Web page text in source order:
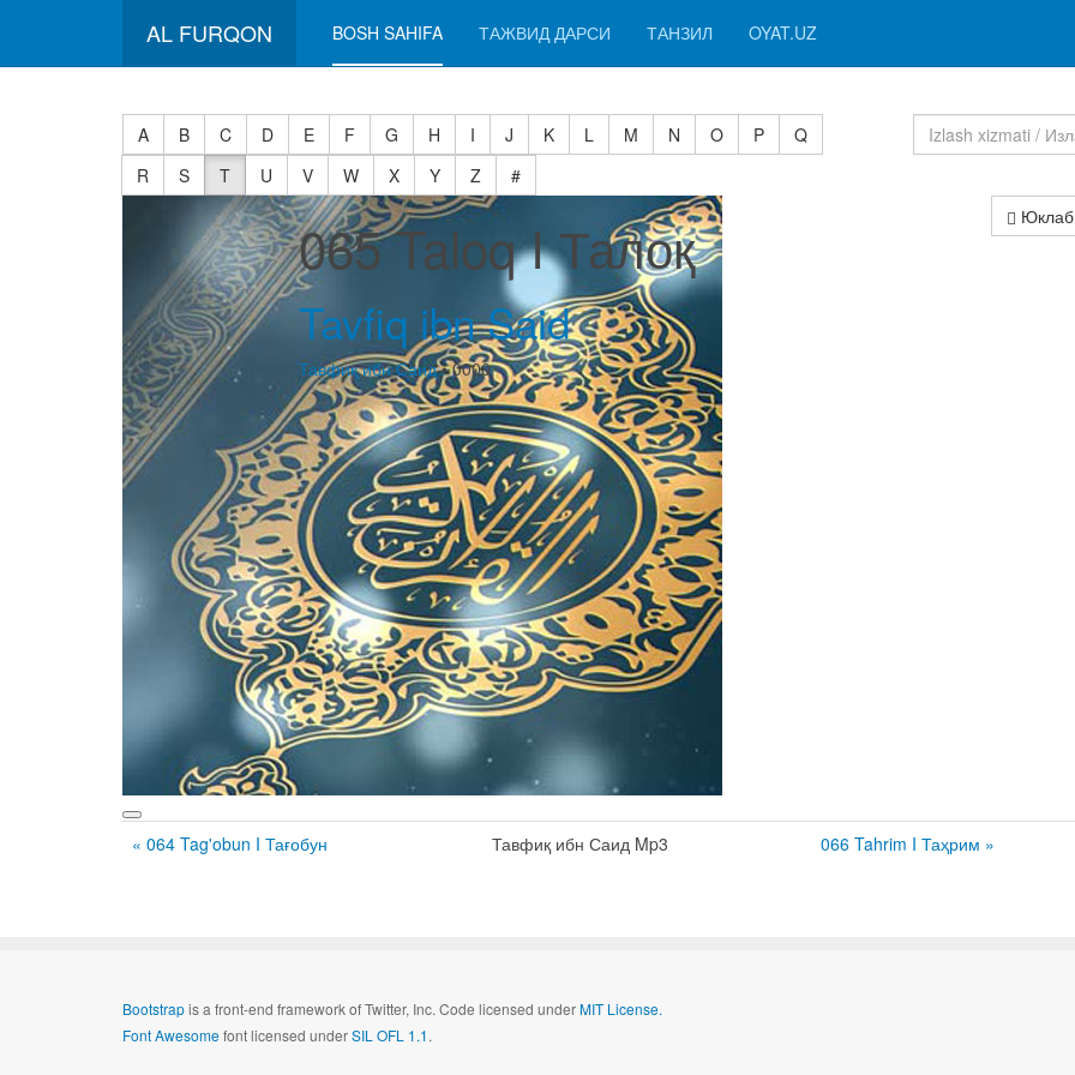
AL FURQON BOSH SAHIFA ТАЖВИД ДАРСИ ТАНЗИЛ OYAT.UZ
A B C D E F G H I J K L M N O P
Q
R
S T U V W X Y Z
#
065 Taloq I Талоқ
Tavfiq ibn Said
Тавфиқ ибн Саид• 0000
« 064 Tag'obun I Тағобун Тавфиқ ибн Саид Mp3 066 Tahrim I Таҳрим »
Bootstrapis a front-end framework of Twitter, Inc. Code licensed underMIT License.
Font Awesomefont licensed underSIL OFL 1.1.